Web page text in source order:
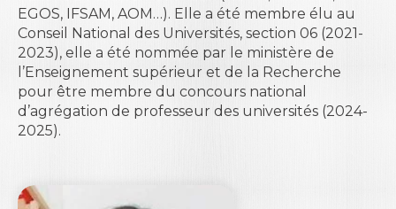
EGOS, IFSAM, AOM…). Elle a été membre élu au
Conseil National des Universités, section 06 (2021-
2023), elle a été nommée par le ministère de
l’Enseignement supérieur et de la Recherche
pour être membre du concours national
d’agrégation de professeur des universités (2024-
2025).